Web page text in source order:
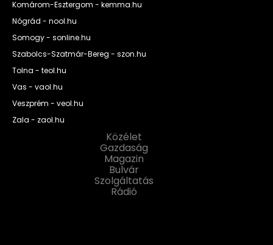
Komárom-Esztergom - kemma.hu
Nógrád - nool.hu
Somogy - sonline.hu
Szabolcs-Szatmár-Bereg - szon.hu
Tolna - teol.hu
Vas - vaol.hu
Veszprém - veol.hu
Zala - zaol.hu
Közélet
Gazdaság
Magazin
Bulvár
Szolgáltatás
Rádió